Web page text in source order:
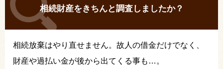
相続財産をきちんと調査しましたか？
相続放棄はやり直せません。故人の借金だけでなく、
財産や過払い金が後から出てくる事も…。